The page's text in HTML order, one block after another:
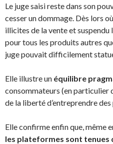
Le juge saisi reste dans son
cesser un dommage. Dès lors
illicites de la vente et
pour tous les produits autres
juge pouvait difficilement
Elle illustre un équilibre
consommateurs (en particulier
de la liberté d’entreprendre
Elle confirme enfin que, même
les plateformes sont